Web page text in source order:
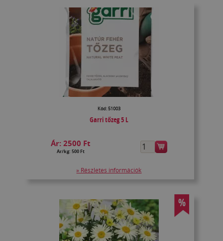
Kód: 51003
Garri tőzeg 5 L
Ár:2500 Ft
Ár/kg: 500 Ft
» Részletes információk
%